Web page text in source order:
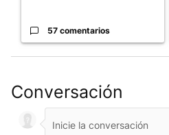
57 comentarios
Conversación